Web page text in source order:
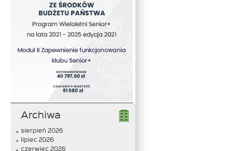
Archiwa
sierpień 2026
lipiec 2026
czerwiec 2026